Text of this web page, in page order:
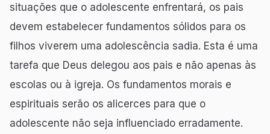
situações que o adolescente enfrentará, os pais
devem estabelecer fundamentos sólidos para os
filhos viverem uma adolescência sadia. Esta é uma
tarefa que Deus delegou aos pais e não apenas às
escolas ou à igreja. Os fundamentos morais e
espirituais serão os alicerces para que o
adolescente não seja influenciado erradamente.